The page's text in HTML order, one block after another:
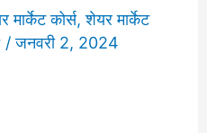
मार्केट कोर्स,शेयर मार्केट
/जनवरी 2, 2024